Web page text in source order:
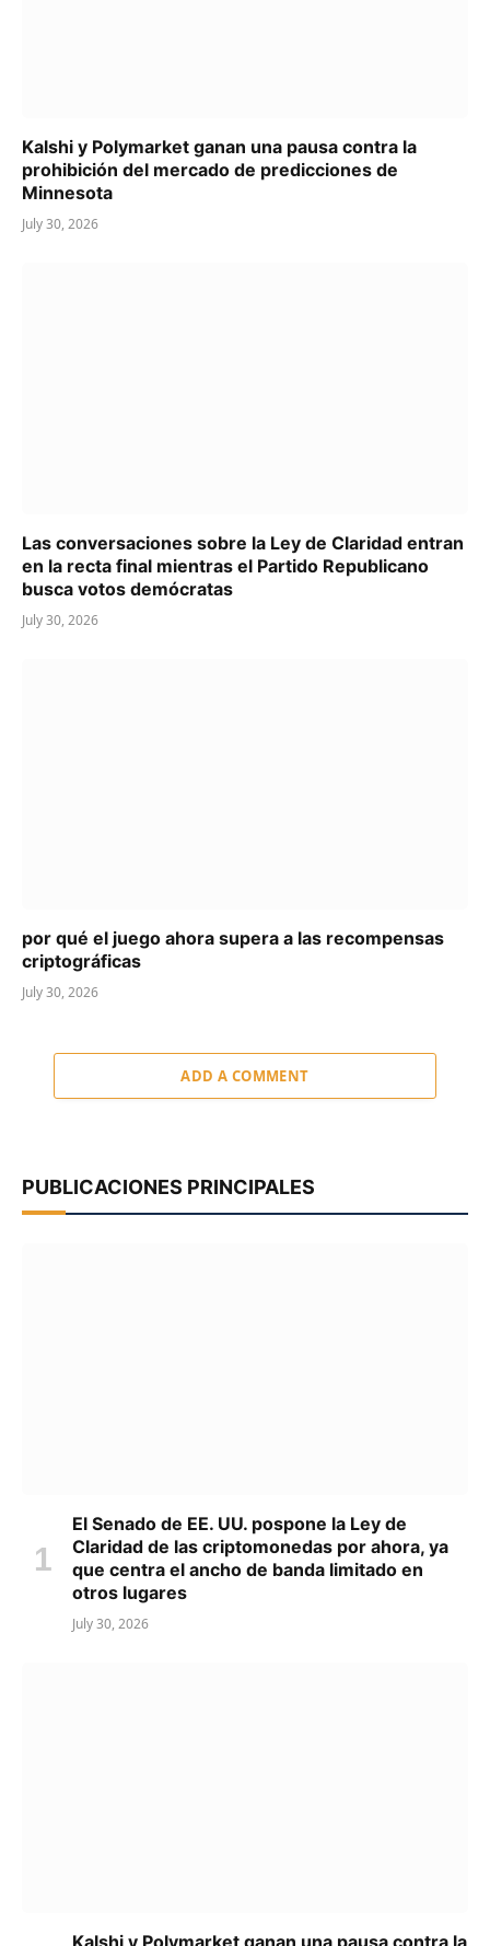
Kalshi y Polymarket ganan una pausa contra la
prohibición del mercado de predicciones de
Minnesota
July 30, 2026
Las conversaciones sobre la Ley de Claridad entran
en la recta final mientras el Partido Republicano
busca votos demócratas
July 30, 2026
por qué el juego ahora supera a las recompensas
criptográficas
July 30, 2026
ADD A COMMENT
PUBLICACIONES PRINCIPALES
El Senado de EE. UU. pospone la Ley de
Claridad de las criptomonedas por ahora, ya
que centra el ancho de banda limitado en
otros lugares
July 30, 2026